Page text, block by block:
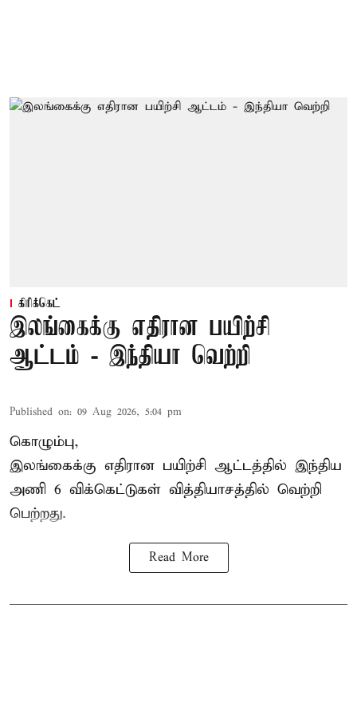
கிரிக்கெட்
இலங்கைக்கு எதிரான பயிற்சி
ஆட்டம் - இந்தியா வெற்றி
Published on: 09 Aug 2026, 5:04 pm
கொழும்பு,
இலங்கைக்கு எதிரான பயிற்சி ஆட்டத்தில் இந்திய
அணி 6 விக்கெட்டுகள் வித்தியாசத்தில் வெற்றி
பெற்றது.
Read More